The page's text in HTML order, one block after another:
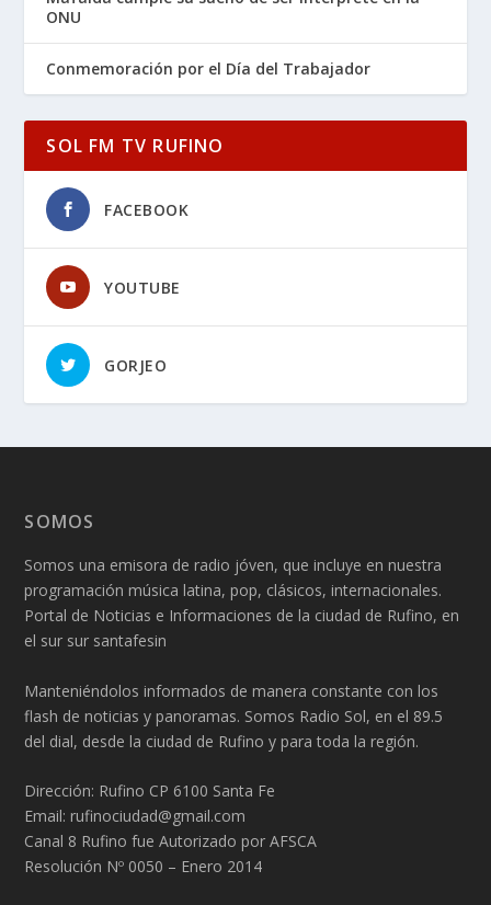
ONU
Conmemoración por el Día del Trabajador
SOL FM TV RUFINO
FACEBOOK
YOUTUBE
GORJEO
SOMOS
Somos una emisora de radio jóven, que incluye en nuestra
programación música latina, pop, clásicos, internacionales.
Portal de Noticias e Informaciones de la ciudad de Rufino, en
el sur sur santafesin
Manteniéndolos informados de manera constante con los
flash de noticias y panoramas. Somos Radio Sol, en el 89.5
del dial, desde la ciudad de Rufino y para toda la región.
Dirección: Rufino CP 6100 Santa Fe
Email: rufinociudad@gmail.com
Canal 8 Rufino fue Autorizado por AFSCA
Resolución Nº 0050 – Enero 2014